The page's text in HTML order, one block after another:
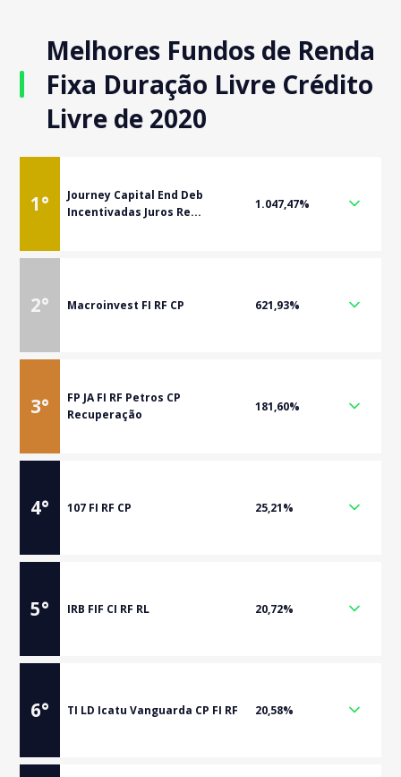
Melhores Fundos de Renda
Fixa Duração Livre Crédito
Livre de 2020
1°
Journey Capital End Deb
Incentivadas Juros Re...
1.047,47%
2° Macroinvest FI RF CP 621,93%
3°
FP JA FI RF Petros CP
Recuperação
181,60%
4° 107 FI RF CP 25,21%
5° IRB FIF CI RF RL 20,72%
6° TI LD Icatu Vanguarda CP FI RF 20,58%